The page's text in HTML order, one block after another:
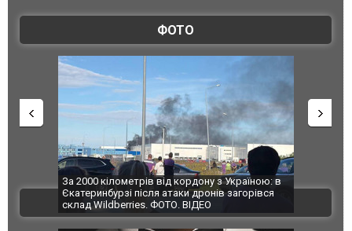
ФОТО
За 2000 кілометрів від кордону з Україною: в
Єкатеринбурзі після атаки дронів загорівся
склад Wildberries. ФОТО. ВІДЕО
"Мої
ВІДЕО